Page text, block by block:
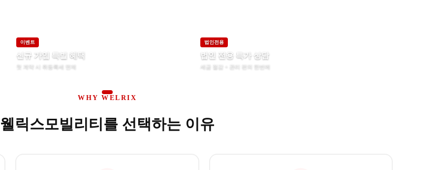
이벤트
신규 가입 특별 혜택
첫 계약 시 취등록세 면제
법인전용
법인 전용 특가 상담
세금 절감 + 관리 편의 한번에
WHY WELRIX
웰릭스모빌리티를 선택하는 이유